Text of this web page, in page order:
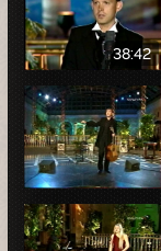
38:42